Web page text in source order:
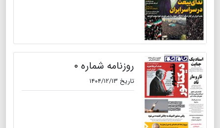
روزنامه شماره ۰
تاریخ ۱۴۰۴/۱۲/۱۳